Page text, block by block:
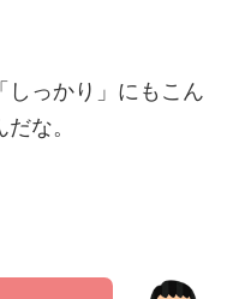
しっかり」にもこん
な。